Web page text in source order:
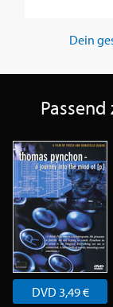
Dein
DVD 3,49 €